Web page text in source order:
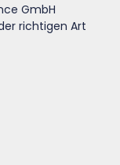
GmbH
richtigen Art